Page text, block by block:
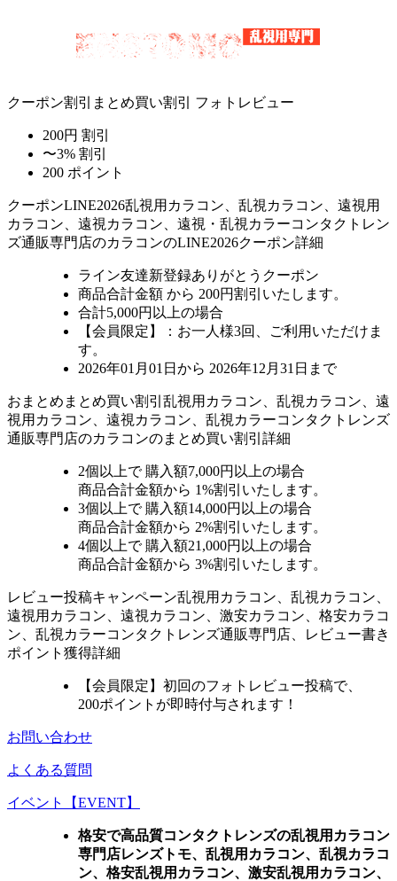
クーポン割引 まとめ買い割引 フォトレビュー
200円 割引
〜3% 割引
200 ポイント
クーポンLINE2026乱視用カラコン、乱視カラコン、遠視用
カラコン、遠視カラコン、遠視・乱視カラーコンタクトレン
ズ通販専門店のカラコンのLINE2026クーポン詳細
ライン友達新登録ありがとうクーポン
商品合計金額 から 200円割引 いたします。
合計5,000円以上の場合
【会員限定】：お一人様3回
、ご利用いただけま
す。
2026年01月01日から 2026年12月31日まで
おまとめ まとめ買い割引 乱視用カラコン、乱視カラコン、遠
視用カラコン、遠視カラコン、乱視カラーコンタクトレンズ
通販専門店のカラコンのまとめ買い割引詳細
2個 以上で 購入額7,000円以上の場合
商品合計金額から 1%割引いたします。
3個 以上で 購入額14,000円以上の場合
商品合計金額から 2%割引いたします。
4個 以上で 購入額21,000円以上の場合
商品合計金額から 3%割引いたします。
レビュー投稿キャンペーン乱視用カラコン、乱視カラコン、
遠視用カラコン、遠視カラコン、激安カラコン、格安カラコ
ン、乱視カラーコンタクトレンズ通販専門店、レビュー書き
ポイント獲得詳細
【会員限定】初回のフォトレビュー投稿で、
200ポイント が即時付与されます！
お問い合わせ
よくある質問
イベント【EVENT】
格安で高品質コンタクトレンズの乱視用カラコン
専門店レンズトモ、乱視用カラコン、乱視カラコ
ン、格安乱視用カラコン、激安乱視用カラコン、